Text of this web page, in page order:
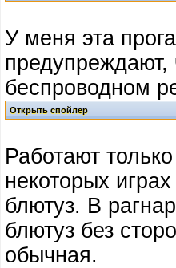
У меня эта
предупреждают,
беспроводном
Работают
некоторых
блютуз. В
блютуз без
обычная.